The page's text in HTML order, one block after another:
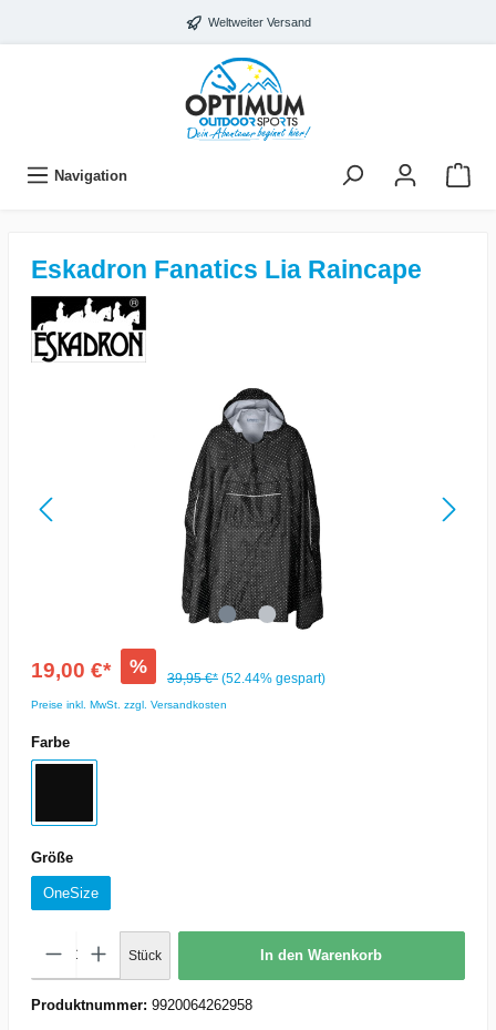
Weltweiter Versand
Navigation
Eskadron Fanatics Lia Raincape
19,00 €* %
39,95 €* (52.44% gespart)
Preise inkl. MwSt. zzgl. Versandkosten
Farbe
Größe
OneSize
Stück In den Warenkorb
Produktnummer: 9920064262958